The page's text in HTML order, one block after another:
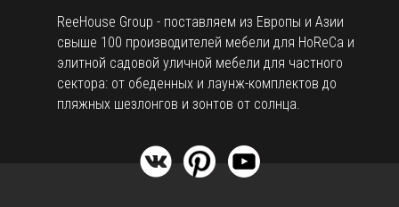
ReeHouse Group - поставляем из Европы и Азии
свыше 100 производителей мебели для HoReCa и
элитной садовой уличной мебели для частного
сектора: от обеденных и лаунж-комплектов до
пляжных шезлонгов и зонтов от солнца.